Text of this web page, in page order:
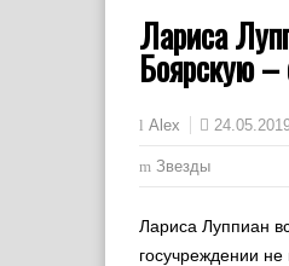
Лариса
Боярскую
Alex
Звезды
Лариса Луппиан
госучреждении